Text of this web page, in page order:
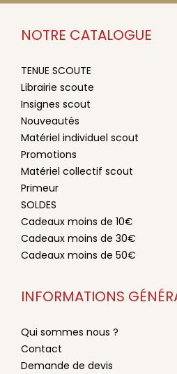
NOTRE CATALOGUE
TENUE SCOUTE
Librairie scoute
Insignes scout
Nouveautés
Matériel individuel scout
Promotions
Matériel collectif scout
Primeur
SOLDES
Cadeaux moins de 10€
Cadeaux moins de 30€
Cadeaux moins de 50€
INFORMATIONS
Qui sommes nous ?
Contact
Demande de devis